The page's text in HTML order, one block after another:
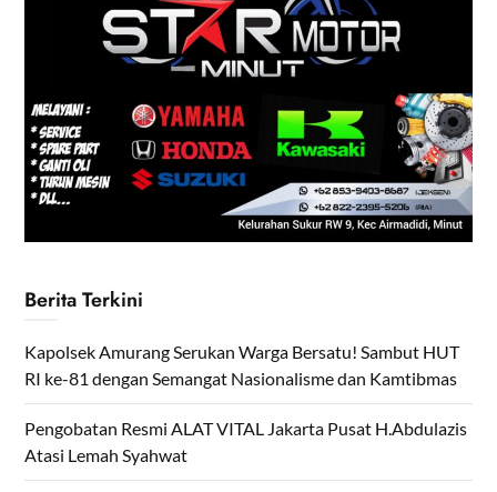
Berita Terkini
Kapolsek Amurang Serukan Warga Bersatu! Sambut HUT
RI ke-81 dengan Semangat Nasionalisme dan Kamtibmas
Pengobatan Resmi ALAT VITAL Jakarta Pusat H.Abdulazis
Atasi Lemah Syahwat